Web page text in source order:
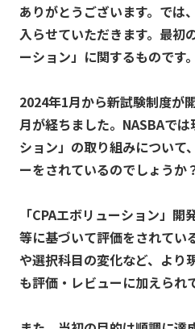
ありがとうございます。では
入らせていただきます。最初
ーション」に関するものです。
2024年1月から新試験制度が
月が経ちました。NASBAで
ション」の取り組みについて
ーをされているのでしょうか
「CPAエボリューション」
等に基づいて評価をされてい
や選択科目の変化など、より
も評価・レビューに加えられ